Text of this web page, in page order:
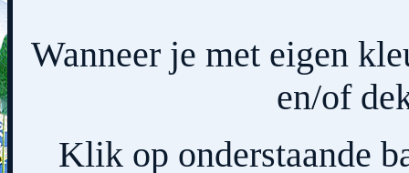
Wanneer je met eigen
en/of
Klik op onderstaande